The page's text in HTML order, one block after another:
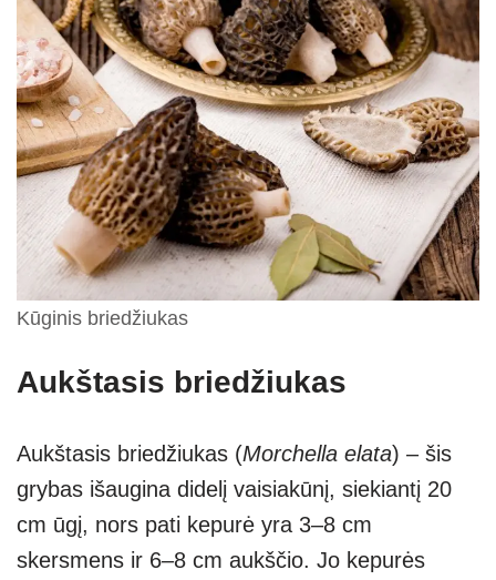
Kūginis briedžiukas
Aukštasis briedžiukas
Aukštasis briedžiukas (Morchella elata) – šis
grybas išaugina didelį vaisiakūnį, siekiantį 20
cm ūgį, nors pati kepurė yra 3–8 cm
skersmens ir 6–8 cm aukščio. Jo kepurės